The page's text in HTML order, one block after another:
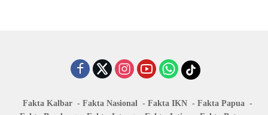
Fakta Kalbar Fakta Nasional Fakta IKN
Fakta Papua